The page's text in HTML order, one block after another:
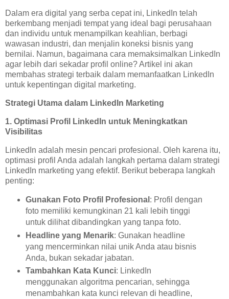
Dalam era digital yang serba cepat ini, LinkedIn telah
berkembang menjadi tempat yang ideal bagi perusahaan
dan individu untuk menampilkan keahlian, berbagi
wawasan industri, dan menjalin koneksi bisnis yang
bernilai. Namun, bagaimana cara memaksimalkan LinkedIn
agar lebih dari sekadar profil online? Artikel ini akan
membahas strategi terbaik dalam memanfaatkan LinkedIn
untuk kepentingan digital marketing.
Strategi Utama dalam LinkedIn Marketing
1. Optimasi Profil LinkedIn untuk Meningkatkan
Visibilitas
LinkedIn adalah mesin pencari profesional. Oleh karena itu,
optimasi profil Anda adalah langkah pertama dalam strategi
LinkedIn marketing yang efektif. Berikut beberapa langkah
penting:
Gunakan Foto Profil Profesional : Profil dengan
foto memiliki kemungkinan 21 kali lebih tinggi
untuk dilihat dibandingkan yang tanpa foto.
Headline yang Menarik: Gunakan headline
yang mencerminkan nilai unik Anda atau bisnis
Anda, bukan sekadar jabatan.
Tambahkan Kata Kunci: LinkedIn
menggunakan algoritma pencarian, sehingga
menambahkan kata kunci relevan di headline,